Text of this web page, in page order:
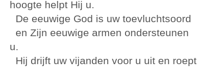
hoogte helpt Hij u.
De eeuwige God is uw toevluchtsoord
en Zijn eeuwige armen ondersteunen
u.
Hij drijft uw vijanden voor u uit en roept